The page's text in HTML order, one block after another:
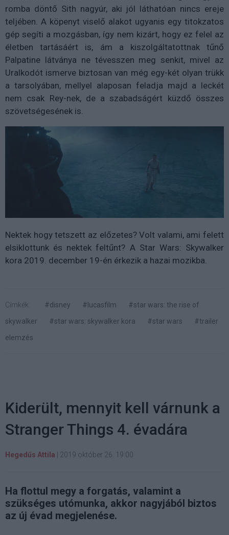
romba döntő Sith nagyúr, aki jól láthatóan nincs ereje
teljében. A köpenyt viselő alakot ugyanis egy titokzatos
gép segíti a mozgásban, így nem kizárt, hogy ez felel az
életben tartásáért is, ám a kiszolgáltatottnak tűnő
Palpatine látványa ne tévesszen meg senkit, mivel az
Uralkodót ismerve biztosan van még egy-két olyan trükk
a tarsolyában, mellyel alaposan feladja majd a leckét
nem csak Rey-nek, de a szabadságért küzdő összes
szövetségesének is.
Nektek hogy tetszett az előzetes? Volt valami, ami felett
elsiklottunk és nektek feltűnt? A Star Wars: Skywalker
kora 2019. december 19-én érkezik a hazai mozikba.
Címkék: #disney #lucasfilm
#star wars: the rise of
skywalker
#star wars: skywalker kora #star wars
#trailer
elemzés
Kiderült, mennyit kell várnunk a
Stranger Things 4. évadára
Hegedűs Attila 2019 október 26. 19:00
Ha flottul megy a forgatás, valamint a
szükséges utómunka, akkor nagyjából biztos
az új évad megjelenése.